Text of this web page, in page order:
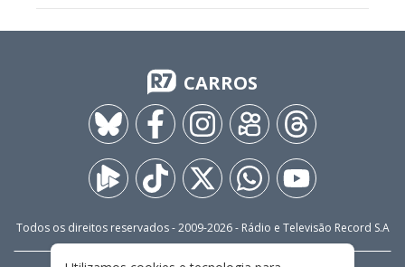
CARROS
Todos os direitos reservados - 2009-2026- Rádio e Televisão Record S.A